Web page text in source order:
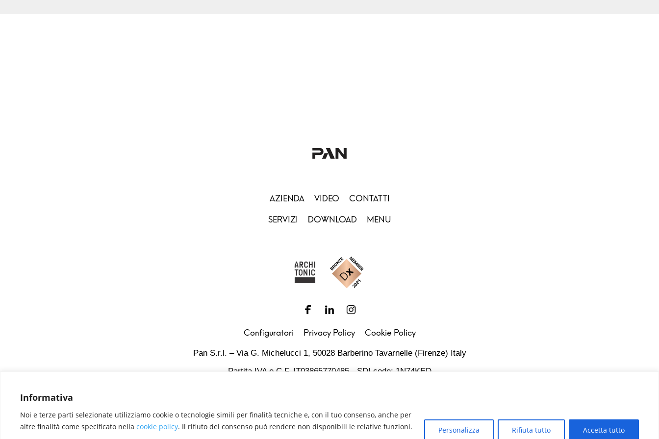
Informativa
Noi e terze parti selezionate utilizziamo cookie o tecnologie simili per finalità tecniche e, con il tuo consenso, anche per
altre finalità come specificato nella cookie policy. Il rifiuto del consenso può rendere non disponibili le relative funzioni. Personalizza Rifiuta tutto Accetta tutto
AZIENDA VIDEO CONTATTI
SERVIZI DOWNLOAD MENU
Configuratori Privacy Policy Cookie Policy
Pan S.r.l. – Via G. Michelucci 1, 50028 Barberino Tavarnelle (Firenze) Italy
Partita IVA e C.F. IT03865770485 - SDI code: 1N74KED